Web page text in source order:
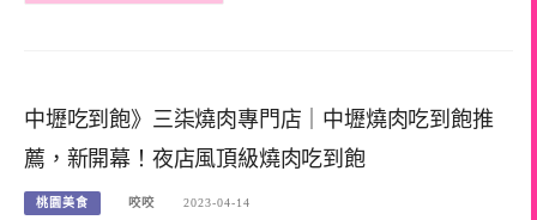
中壢吃到飽》三柒燒肉專門店｜中壢燒肉吃到飽推
薦，新開幕！夜店風頂級燒肉吃到飽
桃園美食 咬咬 2023-04-14